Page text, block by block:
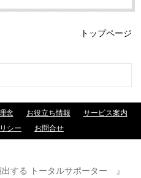
トップページ
念 お役立ち情報
サービス案内
シー
お問合せ
する トータルサポーター 』